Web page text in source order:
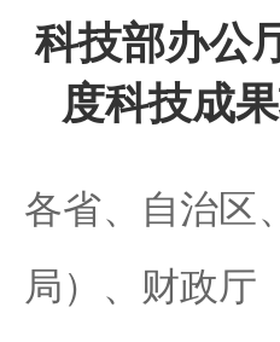
科技部办公
度科技成
各省、自治区
局）、财政厅